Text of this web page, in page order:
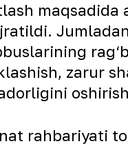
maqsadida
zarur
rahbariyati